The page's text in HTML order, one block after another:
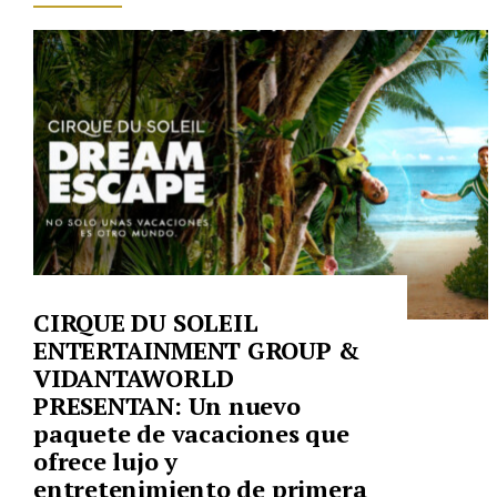
CIRQUE DU SOLEIL
ENTERTAINMENT GROUP &
VIDANTAWORLD
PRESENTAN: Un nuevo
paquete de vacaciones que
ofrece lujo y
entretenimiento de primera